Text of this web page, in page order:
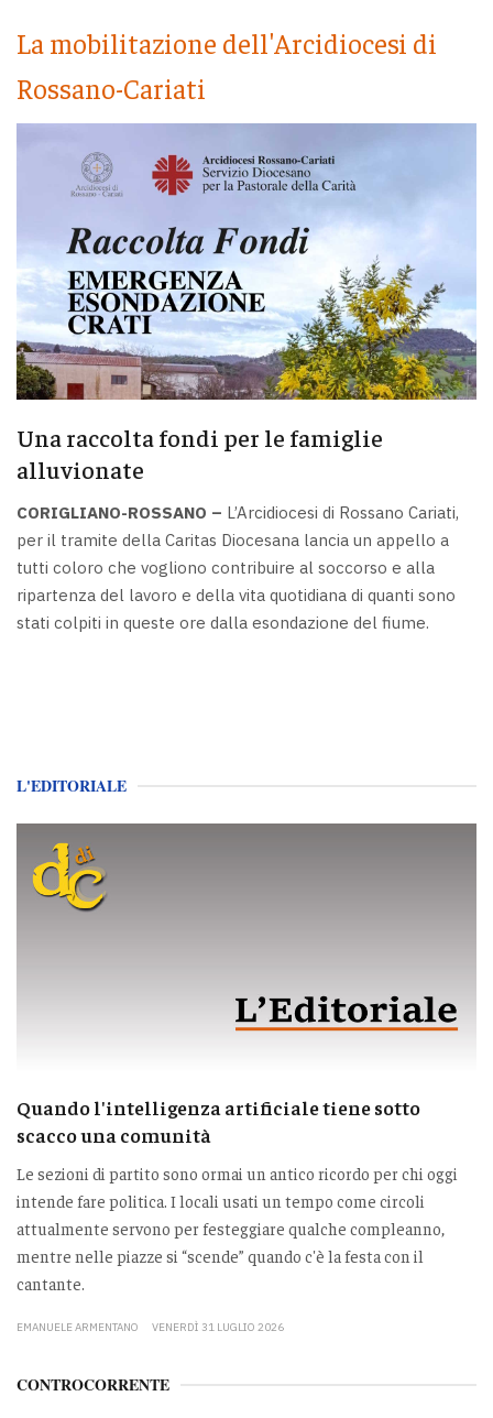
La mobilitazione dell'Arcidiocesi di
Rossano-Cariati
Una raccolta fondi per le famiglie
alluvionate
CORIGLIANO-ROSSANO – L’Arcidiocesi di Rossano Cariati,
per il tramite della Caritas Diocesana lancia un appello a
tutti coloro che vogliono contribuire al soccorso e alla
ripartenza del lavoro e della vita quotidiana di quanti sono
stati colpiti in queste ore dalla esondazione del fiume.
L'EDITORIALE
Quando l'intelligenza artificiale tiene sotto
scacco una comunità
Le sezioni di partito sono ormai un antico ricordo per chi oggi
intende fare politica. I locali usati un tempo come circoli
attualmente servono per festeggiare qualche compleanno,
mentre nelle piazze si “scende” quando c'è la festa con il
cantante.
EMANUELE ARMENTANO VENERDÌ 31 LUGLIO 2026
CONTROCORRENTE